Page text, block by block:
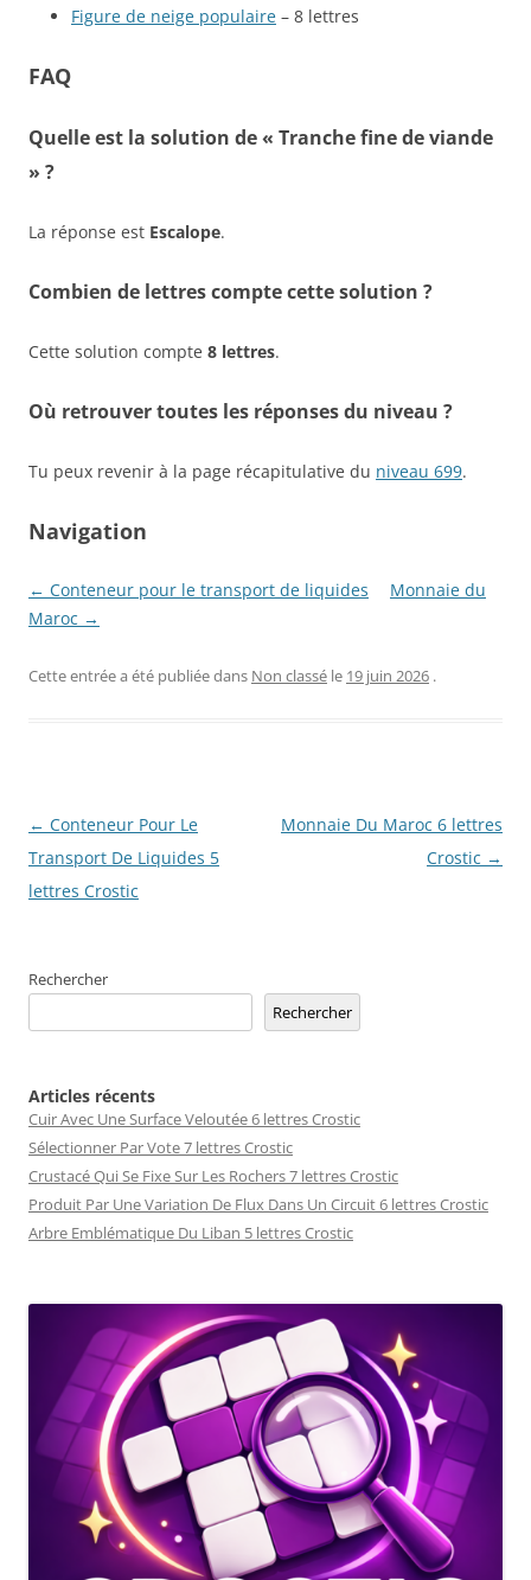
Figure de neige populaire – 8 lettres
FAQ
Quelle est la solution de « Tranche fine de viande
» ?
La réponse est Escalope.
Combien de lettres compte cette solution ?
Cette solution compte 8 lettres.
Où retrouver toutes les réponses du niveau ?
Tu peux revenir à la page récapitulative du niveau 699.
Navigation
← Conteneur pour le transport de liquides
Monnaie du
Maroc →
Cette entrée a été publiée dans Non classé le 19 juin 2026 .
Navigation
des
articles
← Conteneur Pour Le
Transport De Liquides 5
lettres Crostic
Monnaie Du Maroc 6 lettres
Crostic →
Rechercher
Rechercher
Articles récents
Cuir Avec Une Surface Veloutée 6 lettres Crostic
Sélectionner Par Vote 7 lettres Crostic
Crustacé Qui Se Fixe Sur Les Rochers 7 lettres Crostic
Produit Par Une Variation De Flux Dans Un Circuit 6 lettres Crostic
Arbre Emblématique Du Liban 5 lettres Crostic